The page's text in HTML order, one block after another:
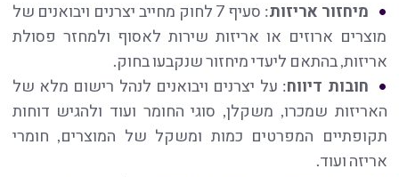
מיחזור אריזות
: סעיף 7 לחוק מחייב יצרנים ויבואנים של
מוצרים ארוזים או אריזות שירות לאסוף ולמחזר פסולת
אריזות, בהתאם ליעדי מיחזור שנקבעו בחוק.
חובות דיווח: על יצרנים ויבואנים לנהל רישום מלא של
האריזות שמכרו, משקלן, סוגי החומר ועוד ולהגיש דוחות
תקופתיים המפרטים כמות ומשקל של המוצרים, חומרי
אריזה ועוד.